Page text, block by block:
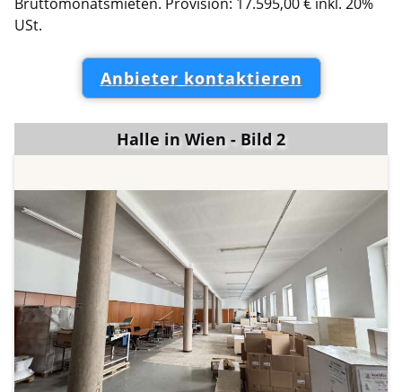
USt.
Anbieter kontaktieren
Halle in Wien - Bild 2